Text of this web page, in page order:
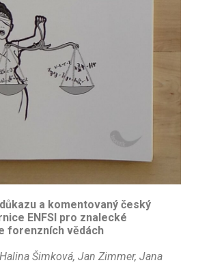
a komentovaný český
ENFSI pro znalecké
forenzních vědách
Šimková, Jan Zimmer, Jana